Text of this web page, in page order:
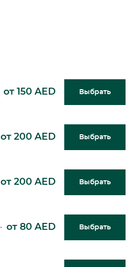
от 150 AED Выбрать
от 200 AED Выбрать
от 200 AED Выбрать
от 80 AED Выбрать